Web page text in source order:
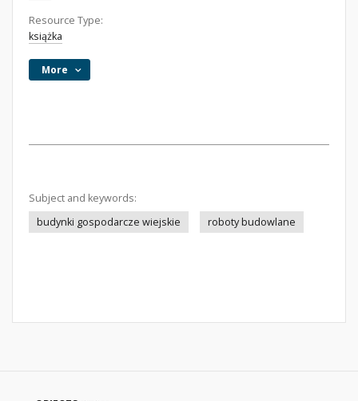
Resource Type:
książka
More
Subject and keywords:
budynki gospodarcze wiejskie
roboty budowlane